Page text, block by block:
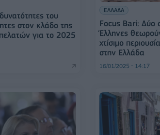
του
στον κλάδο της
για το 2025
ΕΛΛΑΔΑ
Focus Bari: Δύο
Έλληνες
χτίσιμο
στην Ελλάδα
16/01/2025 - 14:17